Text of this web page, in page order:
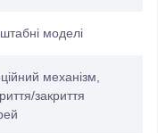
моделі
механізм,
закриття